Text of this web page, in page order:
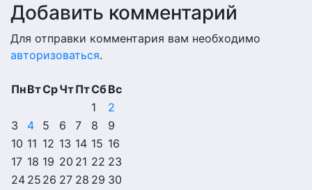
Добавить комментарий
Для отправки комментария вам необходимо
авторизоваться.
ПнВтСрЧтПтСбВс
1
2
3
4 5 6 7 8
9
10 11 12 13 14 15 16
17 18 19 20 21 22 23
24 25 26 27 28 29 30